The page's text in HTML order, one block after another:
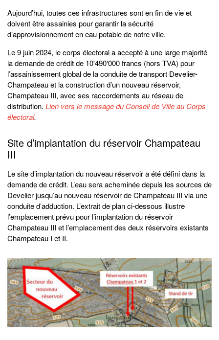
Aujourd’hui, toutes ces infrastructures sont en fin de vie et
doivent être assainies pour garantir la sécurité
d’approvisionnement en eau potable de notre ville.
Le 9 juin 2024, le corps électoral a accepté à une large majorité
la demande de crédit de 10'490'000 francs (hors TVA) pour
l’assainissement global de la conduite de transport Develier-
Champateau et la construction d’un nouveau réservoir,
Champateau III, avec ses raccordements au réseau de
distribution. Lien vers le message du Conseil de Ville au Corps
électoral.
Site d’implantation du réservoir Champateau
III
Le site d’implantation du nouveau réservoir a été défini dans la
demande de crédit. L’eau sera acheminée depuis les sources de
Develier jusqu’au nouveau réservoir de Champateau III via une
conduite d’adduction. L’extrait de plan ci-dessous illustre
l’emplacement prévu pour l’implantation du réservoir
Champateau III et l’emplacement des deux réservoirs existants
Champateau I et II.